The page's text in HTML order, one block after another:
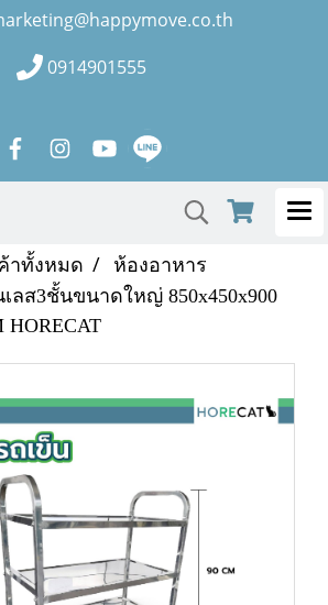
0914901555
าทั้งหมด
ห้องอาหาร
ลส3ชั้นขนาดใหญ่ 850x450x900